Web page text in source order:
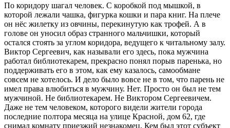
По коридору шагал человек. С коробкой под мышкой, в
которой лежали чашка, фигурка кошки и пара книг. На плече
он нёс жилетку из овчины, перекинутую как трофей. А в
голове он уносил образ странного мальчишки, который
остался стоять за углом коридора, ведущего к читальному залу.
Виктор Сергеевич, как называли его здесь, пока мужчина
работал библиотекарем, прекрасно понял порыв паренька, но
поддерживать его в этом, как ему казалось, самообмане
совсем не хотелось. И дело было вовсе не в том, что парень не
имел права влюбиться в мужчину. Нет. Просто он был не тем
мужчиной. Не библиотекарем. Не Виктором Сергеевичем.
Даже не тем человеком, которого видели жители города
последние полтора месяца на улице Красной, дом 62, где
снимал комнату приезжий незнакомец. Кем был этот субъект